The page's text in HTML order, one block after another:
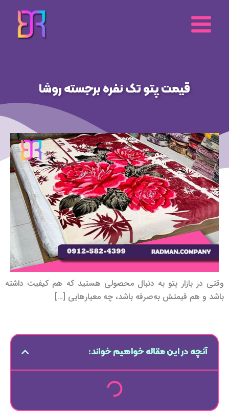
محتوا
قیمت پتو تک نفره برجسته روشا
وقتی در بازار پتو به دنبال محصولی هستید که هم کیفیت داشته
باشد و هم قیمتش به‌صرفه باشد، چه معیارهایی […]
آنچه در این مقاله خواهیم خواند: